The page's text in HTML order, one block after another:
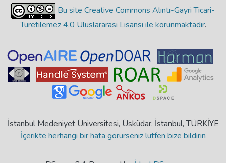
Bu site Creative Commons Alıntı-Gayri Ticari-
Türetilemez 4.0 Uluslararası Lisansı ile korunmaktadır.
İstanbul Medeniyet Üniversitesi, Üsküdar, İstanbul, TÜRKİYE
İçerikte herhangi bir hata görürseniz lütfen bize bildirin